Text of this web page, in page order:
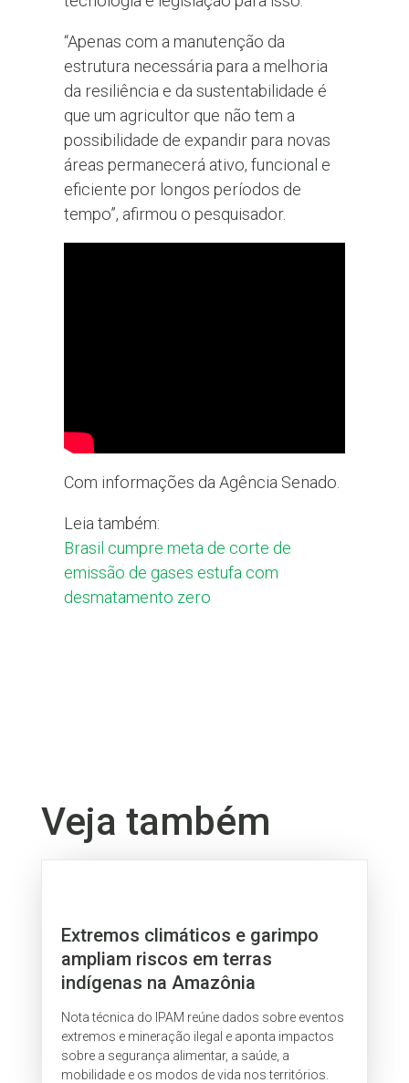
“Apenas com a manutenção da
estrutura necessária para a melhoria
da resiliência e da sustentabilidade é
que um agricultor que não tem a
possibilidade de expandir para novas
áreas permanecerá ativo, funcional e
eficiente por longos períodos de
tempo”, afirmou o pesquisador.
Com informações da Agência Senado.
Leia também:
Brasil cumpre meta de corte de
emissão de gases estufa com
desmatamento zero
Veja também
Extremos climáticos e garimpo
ampliam riscos em terras
indígenas na Amazônia
Nota técnica do IPAM reúne dados sobre eventos
extremos e mineração ilegal e aponta impactos
sobre a segurança alimentar, a saúde, a
mobilidade e os modos de vida nos territórios.